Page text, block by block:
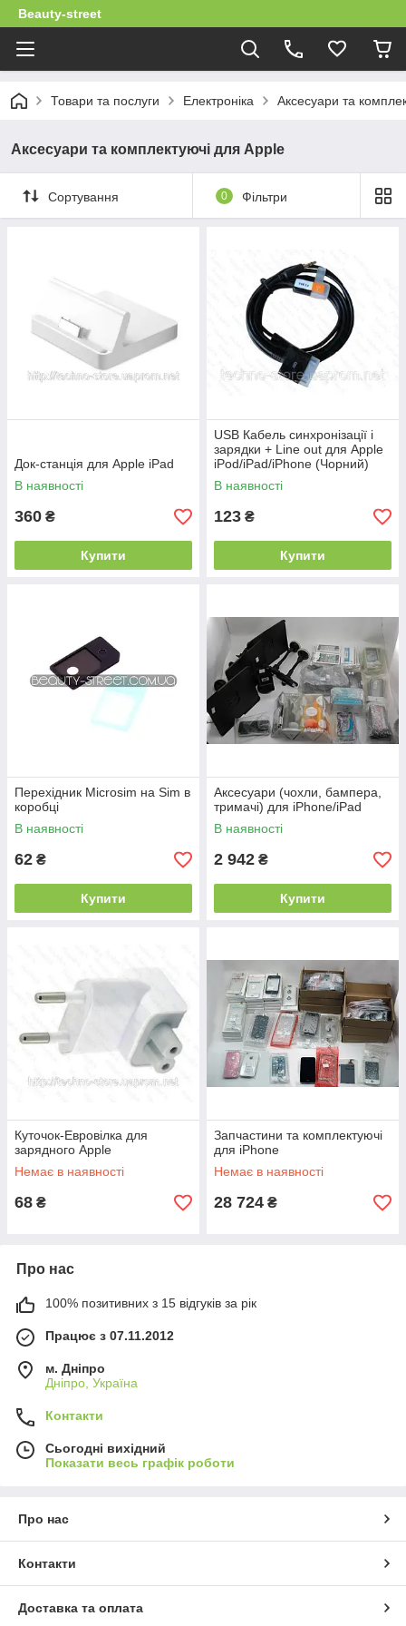
Beauty-street
Товари та послуги Електроніка Аксесуари та
Аксесуари та комплектуючі для Apple
Сортування 0 Фільтри
Док-станція для Apple iPad
В наявності
360 ₴
Купити
USB Кабель синхронізації і
зарядки + Line out для Apple
iPod/iPad/iPhone (Чорний)
В наявності
123 ₴
Купити
Перехідник Microsim на Sim в
коробці
В наявності
62 ₴
Купити
Аксесуари (чохли, бампера,
тримачі) для iPhone/iPad
В наявності
2 942 ₴
Купити
Куточок-Евровілка для
зарядного Apple
Немає в наявності
68 ₴
Запчастини та комплектуючі
для iPhone
Немає в наявності
28 724 ₴
Про нас
100% позитивних з 15 відгуків за рік
Працює з 07.11.2012
м. Дніпро
Дніпро, Україна
Контакти
Сьогодні вихідний
Показати весь графік роботи
Про нас
Контакти
Доставка та оплата